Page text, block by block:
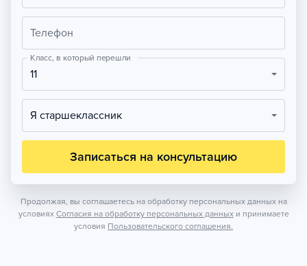
Телефон
Класс, в который перешли
11
Я старшеклассник
Записаться на консультацию
Продолжая, вы соглашаетесь на обработку персональных данных на
условиях Согласия на обработку персональных данных и принимаете
условия Пользовательского соглашения.